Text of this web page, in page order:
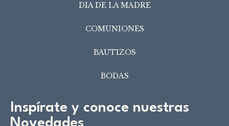
DIA DE LA MADRE
COMUNIONES
BAUTIZOS
BODAS
Inspírate y conoce nuestras